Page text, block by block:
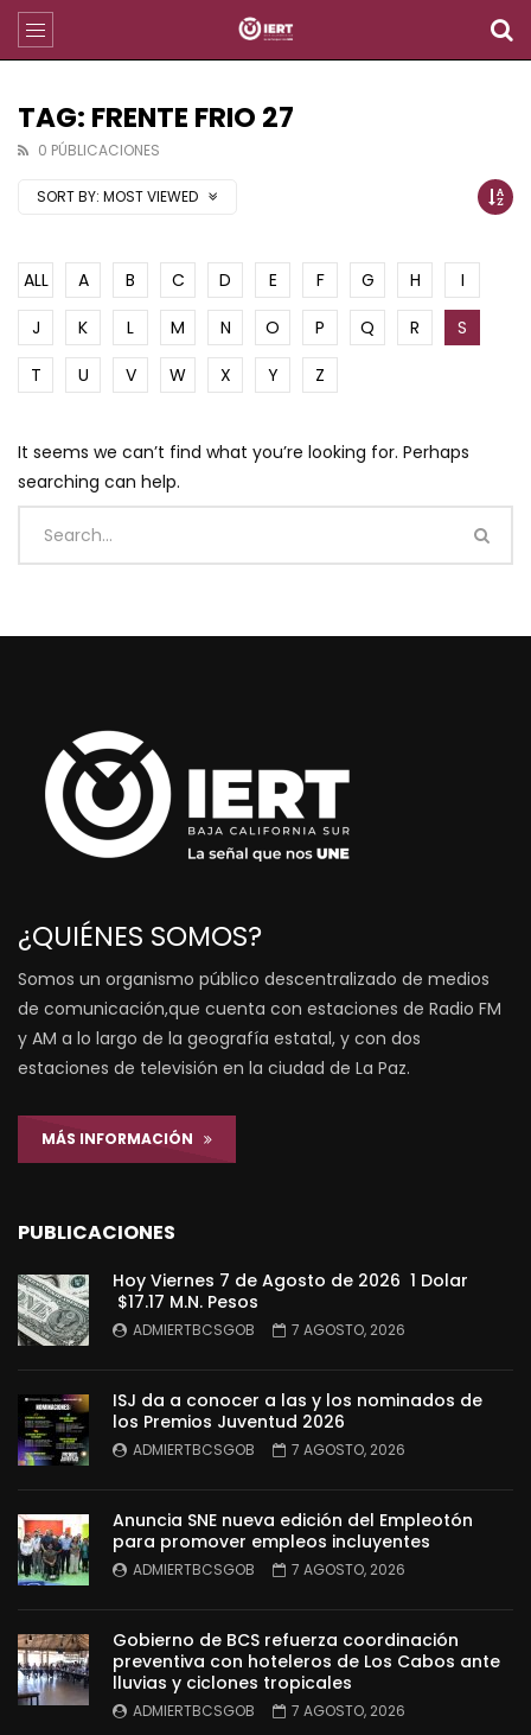
TAG: FRENTE FRIO 27
0 PÚBLICACIONES
SORT BY: MOST VIEWED
ALL A B C D E F G H
I
J
K L M N O P Q R
S
T
U V W X Y Z
It seems we can’t find what you’re looking for. Perhaps
searching can help.
¿QUIÉNES SOMOS?
Somos un organismo público descentralizado de medios
de comunicación,que cuenta con estaciones de Radio FM
y AM a lo largo de la geografía estatal, y con dos
estaciones de televisión en la ciudad de La Paz.
MÁS INFORMACIÓN
PUBLICACIONES
Hoy Viernes 7 de Agosto de 2026 1 Dolar
$17.17 M.N. Pesos
ADMIERTBCSGOB 7 AGOSTO, 2026
ISJ da a conocer a las y los nominados de
los Premios Juventud 2026
ADMIERTBCSGOB 7 AGOSTO, 2026
Anuncia SNE nueva edición del Empleotón
para promover empleos incluyentes
ADMIERTBCSGOB 7 AGOSTO, 2026
Gobierno de BCS refuerza coordinación
preventiva con hoteleros de Los Cabos ante
lluvias y ciclones tropicales
ADMIERTBCSGOB 7 AGOSTO, 2026